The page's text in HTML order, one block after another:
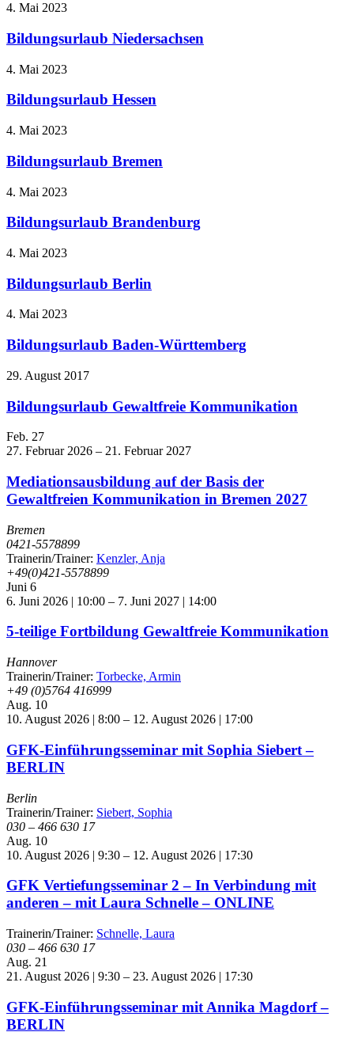
4. Mai 2023
Bildungsurlaub Niedersachsen
4. Mai 2023
Bildungsurlaub Hessen
4. Mai 2023
Bildungsurlaub Bremen
4. Mai 2023
Bildungsurlaub Brandenburg
4. Mai 2023
Bildungsurlaub Berlin
4. Mai 2023
Bildungsurlaub Baden-Württemberg
29. August 2017
Bildungsurlaub Gewaltfreie Kommunikation
Feb. 27
27. Februar 2026 – 21. Februar 2027
Mediationsausbildung auf der Basis der
Gewaltfreien Kommunikation in Bremen 2027
Bremen
0421-5578899
Trainerin/Trainer: Kenzler, Anja
+49(0)421-5578899
Juni 6
6. Juni 2026 | 10:00 – 7. Juni 2027 | 14:00
5-teilige Fortbildung Gewaltfreie Kommunikation
Hannover
Trainerin/Trainer: Torbecke, Armin
+49 (0)5764 416999
Aug. 10
10. August 2026 | 8:00 – 12. August 2026 | 17:00
GFK-Einführungsseminar mit Sophia Siebert –
BERLIN
Berlin
Trainerin/Trainer: Siebert, Sophia
030 – 466 630 17
Aug. 10
10. August 2026 | 9:30 – 12. August 2026 | 17:30
GFK Vertiefungsseminar 2 – In Verbindung mit
anderen – mit Laura Schnelle – ONLINE
Trainerin/Trainer: Schnelle, Laura
030 – 466 630 17
Aug. 21
21. August 2026 | 9:30 – 23. August 2026 | 17:30
GFK-Einführungsseminar mit Annika Magdorf –
BERLIN